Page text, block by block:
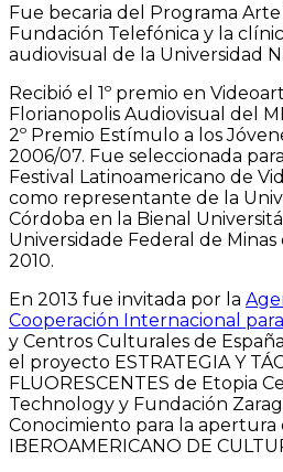
Fue becaria del Programa
Fundación Telefónica y la
audiovisual de la Universidad
Recibió el 1º premio en
Florianopolis Audiovisual del
2º Premio Estímulo a los
2006/07. Fue seleccionada
Festival Latinoamericano de
como representante de la
Córdoba en la Bienal
Universidade Federal de Minas
2010.
En 2013 fue invitada por la
Cooperación Internacional
y Centros Culturales de
el proyecto ESTRATEGIA Y
FLUORESCENTES de Etopia
Technology y Fundación
Conocimiento para la apertura
IBEROAMERICANO DE